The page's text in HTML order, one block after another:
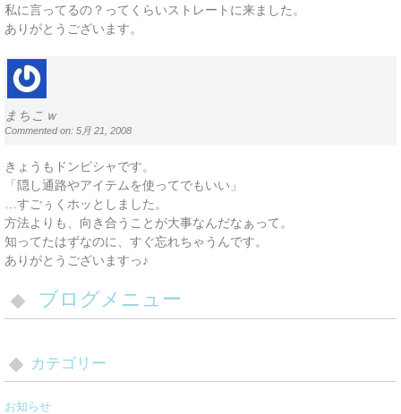
私に言ってるの？ってくらいストレートに来ました。
ありがとうございます。
まちこｗ
Commented on: 5月 21, 2008
きょうもドンピシャです。
「隠し通路やアイテムを使ってでもいい」
…すごぅくホッとしました。
方法よりも、向き合うことが大事なんだなぁって。
知ってたはずなのに、すぐ忘れちゃうんです。
ありがとうございますっ♪
ブログメニュー
カテゴリー
お知らせ